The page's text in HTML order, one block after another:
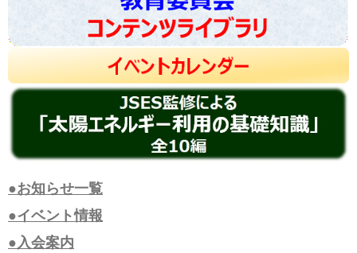
●お知らせ一覧
●イベント情報
●入会案内